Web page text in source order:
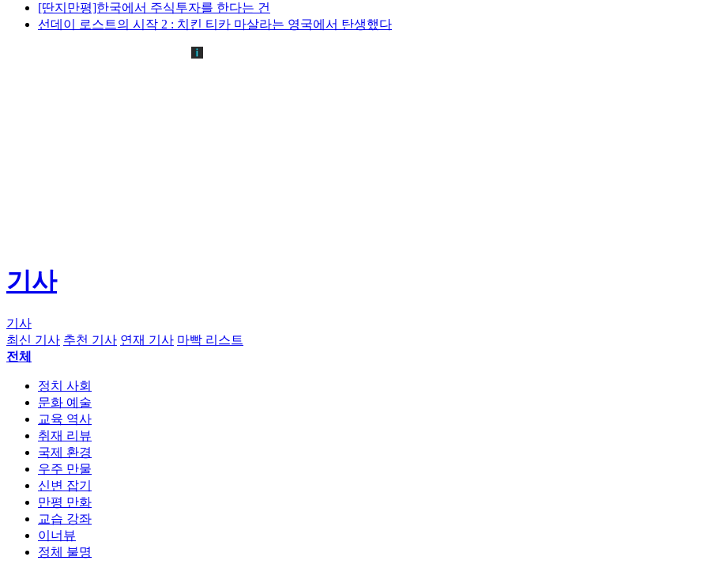
[딴지만평]한국에서 주식투자를 한다는 건
선데이 로스트의 시작 2 : 치킨 티카 마살라는 영국에서 탄생했다
기사
기사
최신 기사 추천 기사 연재 기사 마빡 리스트
전체
정치 사회
문화 예술
교육 역사
취재 리뷰
국제 환경
우주 만물
신변 잡기
만평 만화
교습 강좌
이너뷰
정체 불명